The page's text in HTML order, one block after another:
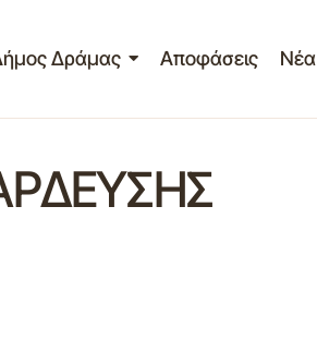
Δράμας Αποφάσεις Νέα